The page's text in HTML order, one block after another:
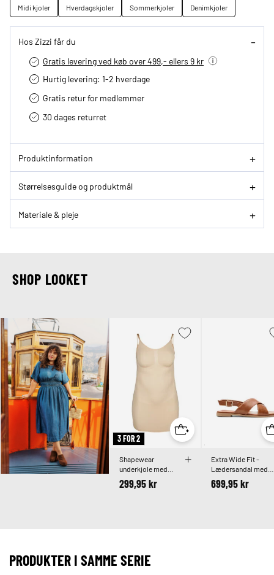
Midi kjoler Hverdagskjoler Sommerkjoler Denimkjoler
Hos Zizzi får du
Gratis levering ved køb over 499,- ellers 9 kr
Hurtig levering­: 1-2 hverdage
Gratis retur for medlemmer
30 dages returret
Produktinformation
Størrelsesguide og produktmål
Materiale & pleje
SHOP LOOKET
3 FOR 2
Shapewear
underkjole med
tynde stropper
299,95 kr
Extra Wide Fit -
Lædersandal med
krydsremme
699,95 kr
PRODUKTER I SAMME SERIE